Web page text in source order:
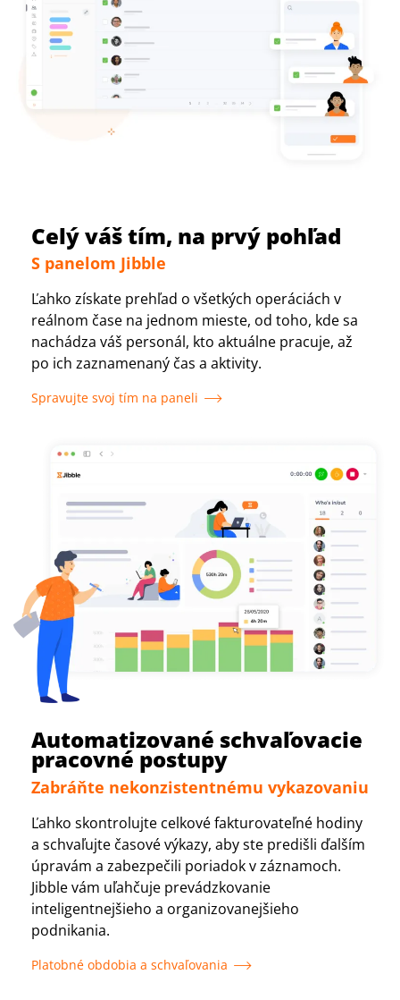
Celý váš tím, na prvý pohľad
S panelom Jibble
Ľahko získate prehľad o všetkých operáciách v
reálnom čase na jednom mieste, od toho, kde sa
nachádza váš personál, kto aktuálne pracuje, až
po ich zaznamenaný čas a aktivity.
Spravujte svoj tím na paneli
Automatizované schvaľovacie
pracovné postupy
Zabráňte nekonzistentnému vykazovaniu
Ľahko skontrolujte celkové fakturovateľné hodiny
a schvaľujte časové výkazy, aby ste predišli ďalším
úpravám a zabezpečili poriadok v záznamoch.
Jibble vám uľahčuje prevádzkovanie
inteligentnejšieho a organizovanejšieho
podnikania.
Platobné obdobia a schvaľovania